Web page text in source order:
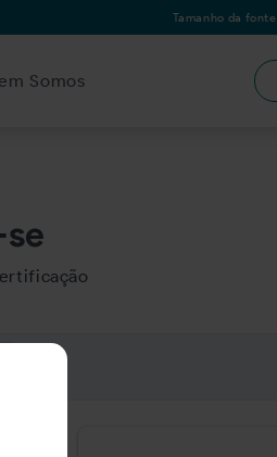
Tamanho da fonte
Somos